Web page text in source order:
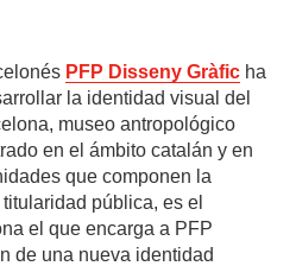
PFP Disseny Gràfic ha
la identidad visual del
museo antropológico
en el ámbito catalán y en
que componen la
pública, es el
el que encarga a PFP
de una nueva identidad